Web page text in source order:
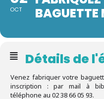
OCT
BAGUETTE
Détails de
Venez fabriquer votre
inscription : par mail à
téléphone au 02 38 66 05 93.